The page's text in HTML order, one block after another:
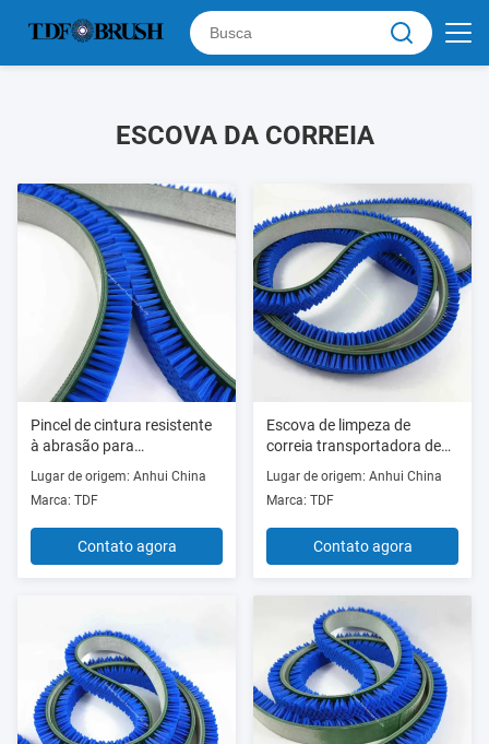
ESCOVA DA CORREIA
Pincel de cintura resistente
à abrasão para
acabamento de superfície
Pincel de limpeza de cintura
de nylon flexível
Lugar de origem: Anhui China
Marca: TDF
Contato agora
Escova de limpeza de
correia transportadora de
nylon resistente ao
desgaste com base de
borracha ou PVC
Lugar de origem: Anhui China
Marca: TDF
Contato agora